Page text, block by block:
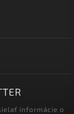
informácie o